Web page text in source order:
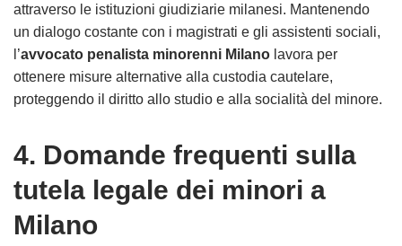
attraverso le istituzioni giudiziarie milanesi. Mantenendo
un dialogo costante con i magistrati e gli assistenti sociali,
l’avvocato penalista minorenni Milano lavora per
ottenere misure alternative alla custodia cautelare,
proteggendo il diritto allo studio e alla socialità del minore.
4. Domande frequenti sulla
tutela legale dei minori a
Milano